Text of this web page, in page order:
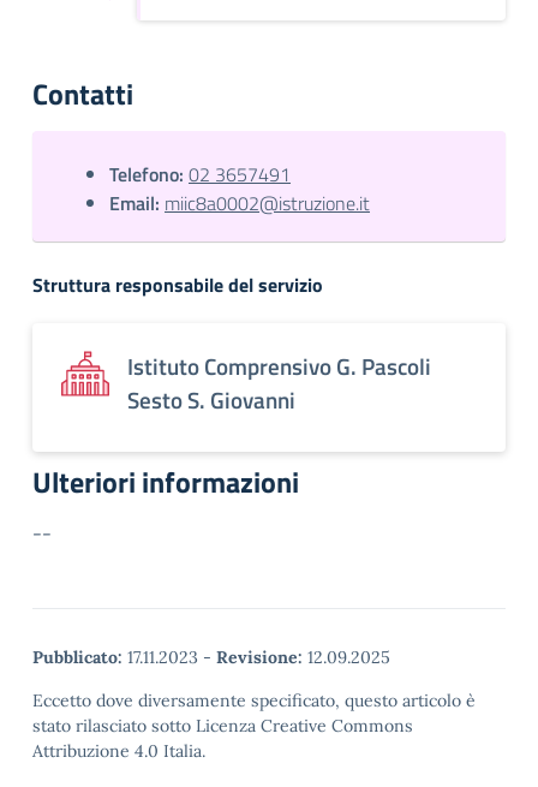
Contatti
Telefono: 02 3657491
Email: miic8a0002@istruzione.it
Struttura responsabile del servizio
Istituto Comprensivo G. Pascoli
Sesto S. Giovanni
Ulteriori informazioni
--
Pubblicato: 17.11.2023 - Revisione: 12.09.2025
Eccetto dove diversamente specificato, questo articolo è
stato rilasciato sotto Licenza Creative Commons
Attribuzione 4.0 Italia.